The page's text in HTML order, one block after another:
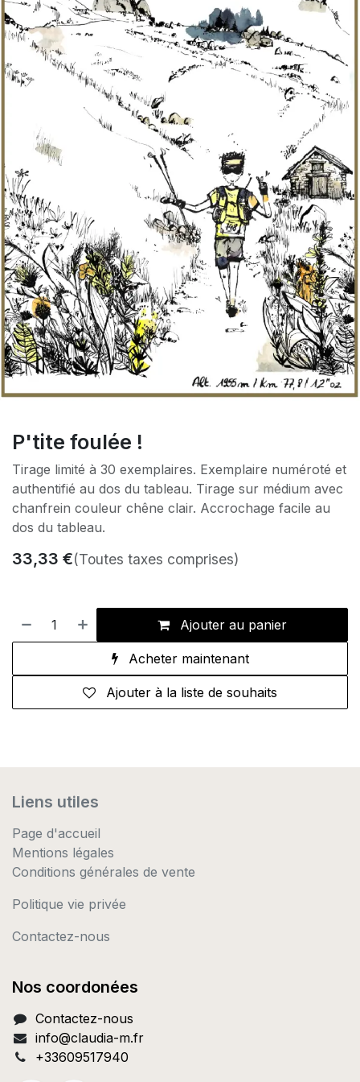
P'tite foulée !
Tirage limité à 30 exemplaires. Exemplaire numéroté et
authentifié au dos du tableau. Tirage sur médium avec
chanfrein couleur chêne clair. Accrochage facile au
dos du tableau.
33,33 €(Toutes taxes comprises)
Ajouter au panier
Acheter maintenant
Ajouter à la liste de souhaits
Liens utiles
Page d'accueil
Mentions légales
Conditions générales de vente
Politique vie privée
Contactez-nous
Nos coordonées
Contactez-nous
info@claudia-m.fr
+33609517940